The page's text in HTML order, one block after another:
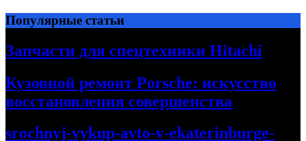
Перейти
к
содержимому
Популярные статьи
Запчасти для спецтехники Hitachi
Кузовной ремонт Porsche: искусство
восстановления совершенства
srochnyj-vykup-avto-v-ekaterinburge-